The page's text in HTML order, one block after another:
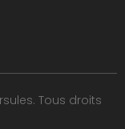
Tous droits